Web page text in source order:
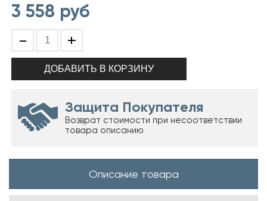
3 558 руб
- +
Защита Покупателя
Возврат стоимости при несоответствии
товара описанию
Описание товара